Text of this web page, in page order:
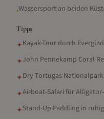
•Wassersport an beiden
Tipps
✦Kayak-Tour durch
✦John Pennekamp Coral
✦Dry Tortugas
✦Airboat-Safari für
✦Stand-Up Paddling in